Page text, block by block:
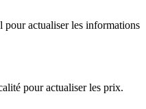
pour actualiser les informations
pour actualiser les prix.